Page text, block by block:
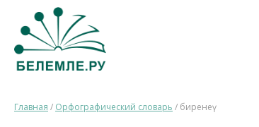
Главная / Орфографический словарь / биренеү